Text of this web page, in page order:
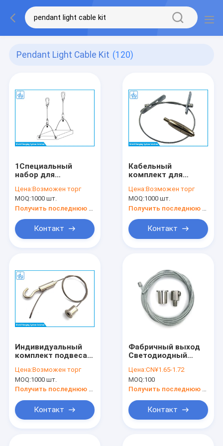
Pendant Light Cable Kit (120)
1Специальный
набор для
кабеля длиной 0,5
мм, панельная
лампа /
светодиодная
подвесная лампа
Цена:Возможен торг
MOQ:1000 шт.
Контакт
Кабельный
комплект для
7x7 или 7x19
Цена:Возможен торг
MOQ:1000 шт.
Контакт
Индивидуальный
комплект подвеса
светильника /
Подвесные
потолочные полки
Цена:Возможен торг
MOQ:1000 шт.
Контакт
Фабричный выход
Светодиодный
светильник
Подвесный
комплект Медный
веревочный зажим
Светлый висячий
Монтировщики
Цена:CN¥1.65-1.72
MOQ:100
Контакт